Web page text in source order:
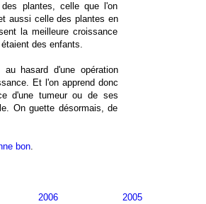
plantes, celle que l'on
aussi celle des plantes en
la meilleure croissance
des enfants.
hasard d'une opération
Et l'on apprend donc
d'une tumeur ou de ses
On guette désormais, de
bon.
2006 2005